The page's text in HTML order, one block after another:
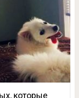
которые